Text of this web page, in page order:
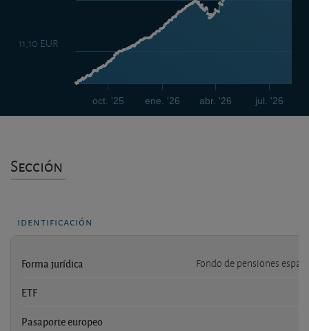
ene. '26 jul. '26
oct. '25 abr. '26
11,10 EUR
Sección
identificación
Forma jurídica Fondo de pensiones
ETF
Pasaporte europeo